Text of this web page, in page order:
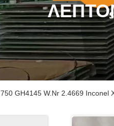
GH4145 W.Nr 2.4669 Inconel